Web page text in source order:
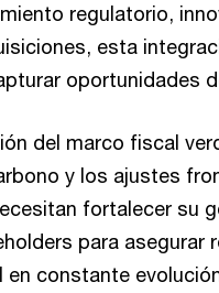
regulatorio,
esta
oportunidades
del marco fiscal
y los ajustes
fortalecer su
para asegurar
constante